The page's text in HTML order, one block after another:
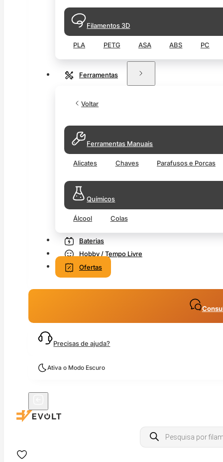
Filamentos 3D
PLA PETG ASA ABS PC
Ferramentas
Voltar
Ferramentas Manuais
Alicates Chaves Parafusos e Porcas
Químicos
Álcool Colas
Baterias
Hobby / Tempo Livre
Ofertas
Precisas de ajuda?
Ativa o Modo Escuro
Products
search